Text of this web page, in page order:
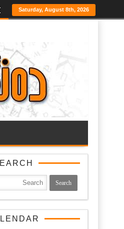
Saturday, August 8th, 2026